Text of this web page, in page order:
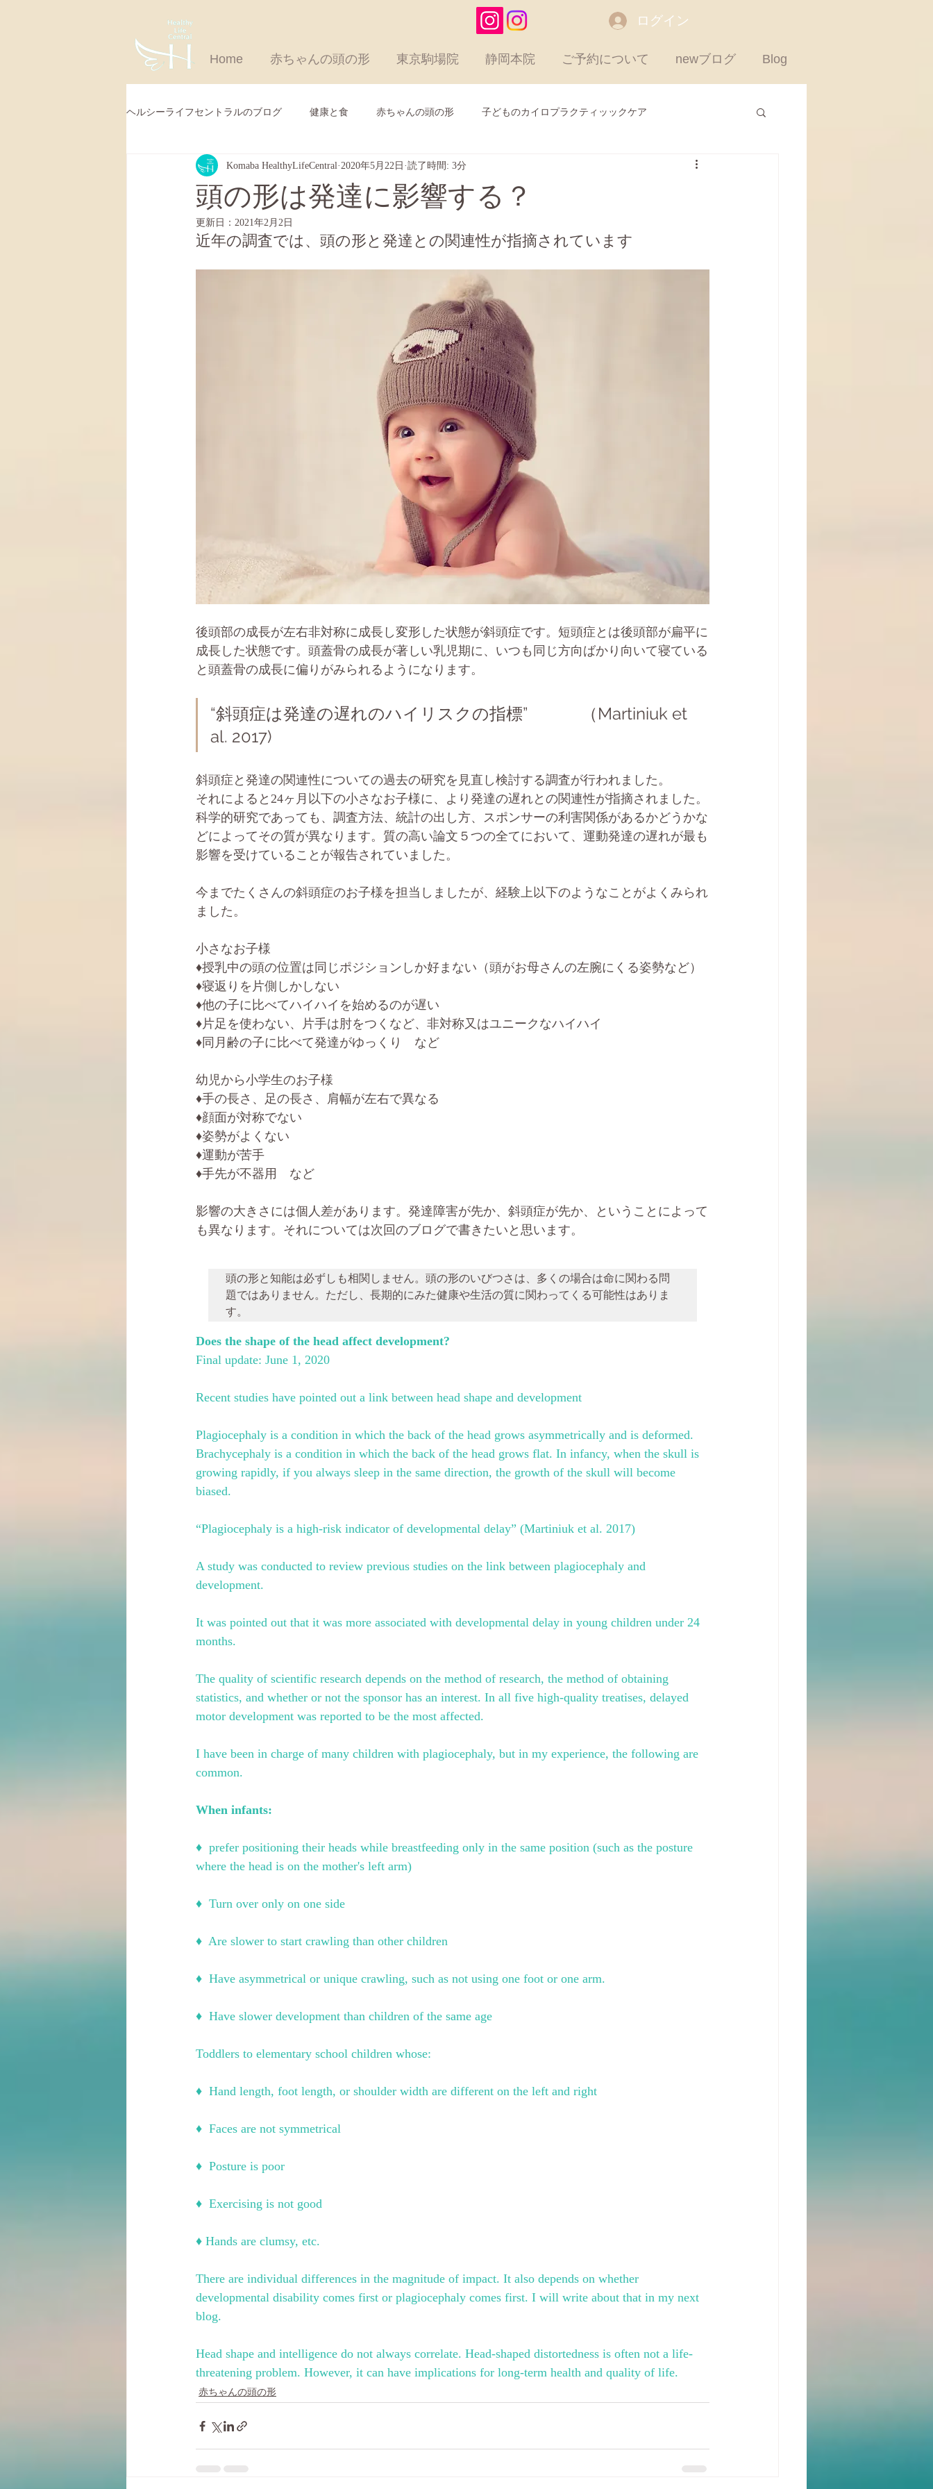
Home 赤ちゃんの頭の形 東京駒場院 静岡本院 ご予約について newブログ Blog
ログイン
ヘルシーライフセントラルのブログ 健康と食 赤ちゃんの頭の形 子どものカイロプラクティッックケア
大人のカイロプラクティッックケア HLCよりお知らせ カイロプラクティック
頭の形は発達に影響する？
Komaba HealthyLifeCentral 2020年5月22日 読了時間: 3分
更新日： 2021年2月2日
近年の調査では、頭の形と発達との関連性が指摘されています
後頭部の成長が左右非対称に成長し変形した状態が斜頭症です。短頭症とは後頭部が扁平に
成長した状態です。頭蓋骨の成長が著しい乳児期に、いつも同じ方向ばかり向いて寝ている
と頭蓋骨の成長に偏りがみられるようになります。
“斜頭症は発達の遅れのハイリスクの指標”             （Martiniuk et
al. 2017)
斜頭症と発達の関連性についての過去の研究を見直し検討する調査が行われました。
それによると24ヶ月以下の小さなお子様に、より発達の遅れとの関連性が指摘されました。
科学的研究であっても、調査方法、統計の出し方、スポンサーの利害関係があるかどうかな
どによってその質が異なります。質の高い論文５つの全てにおいて、運動発達の遅れが最も
影響を受けていることが報告されていました。
今までたくさんの斜頭症のお子様を担当しましたが、経験上以下のようなことがよくみられ
ました。
小さなお子様
♦︎授乳中の頭の位置は同じポジションしか好まない（頭がお母さんの左腕にくる姿勢など）
♦︎寝返りを片側しかしない
♦︎他の子に比べてハイハイを始めるのが遅い
♦︎片足を使わない、片手は肘をつくなど、非対称又はユニークなハイハイ
♦︎同月齢の子に比べて発達がゆっくり　など
幼児から小学生のお子様
♦︎手の長さ、足の長さ、肩幅が左右で異なる
♦︎顔面が対称でない
♦︎姿勢がよくない
♦︎運動が苦手
♦︎手先が不器用　など
影響の大きさには個人差があります。発達障害が先か、斜頭症が先か、ということによって
も異なります。それについては次回のブログで書きたいと思います。
頭の形と知能は必ずしも相関しません。頭の形のいびつさは、多くの場合は命に関わる問
題ではありません。ただし、長期的にみた健康や生活の質に関わってくる可能性はありま
す。
Does the shape of the head affect development?
Final update: June 1, 2020
Recent studies have pointed out a link between head shape and development
Plagiocephaly is a condition in which the back of the head grows asymmetrically and is deformed.
Brachycephaly is a condition in which the back of the head grows flat. In infancy, when the skull is
growing rapidly, if you always sleep in the same direction, the growth of the skull will become
biased.
“Plagiocephaly is a high-risk indicator of developmental delay” (Martiniuk et al. 2017)
A study was conducted to review previous studies on the link between plagiocephaly and
development.
It was pointed out that it was more associated with developmental delay in young children under 24
months.
The quality of scientific research depends on the method of research, the method of obtaining
statistics, and whether or not the sponsor has an interest. In all five high-quality treatises, delayed
motor development was reported to be the most affected.
I have been in charge of many children with plagiocephaly, but in my experience, the following are
common.
When infants:
♦ ︎ prefer positioning their heads while breastfeeding only in the same position (such as the posture
where the head is on the mother's left arm)
♦ ︎ Turn over only on one side
♦ ︎ Are slower to start crawling than other children
♦ ︎ Have asymmetrical or unique crawling, such as not using one foot or one arm.
♦ ︎ Have slower development than children of the same age
Toddlers to elementary school children whose:
♦ ︎ Hand length, foot length, or shoulder width are different on the left and right
♦ ︎ Faces are not symmetrical
♦ ︎ Posture is poor
♦ ︎ Exercising is not good
♦ ︎Hands are clumsy, etc.
There are individual differences in the magnitude of impact. It also depends on whether
developmental disability comes first or plagiocephaly comes first. I will write about that in my next
blog.
Head shape and intelligence do not always correlate. Head-shaped distortedness is often not a life-
threatening problem. However, it can have implications for long-term health and quality of life.
赤ちゃんの頭の形